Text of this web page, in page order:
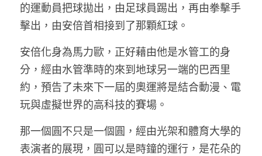
的運動員把球拋出，由足球員踢出，再由拳擊手
擊出，由安倍首相接到了那顆紅球。
安倍化身為馬力歐，正好藉由他是水管工的身
分，經由水管準時的來到地球另一端的巴西里
約，預告了未來下一屆的奧運將是結合動漫、電
玩與虛擬世界的高科技的賽場。
那一個圓不只是一個圓，經由光架和體育大學的
表演者的展現，圓可以是時鐘的運行，是花朵的